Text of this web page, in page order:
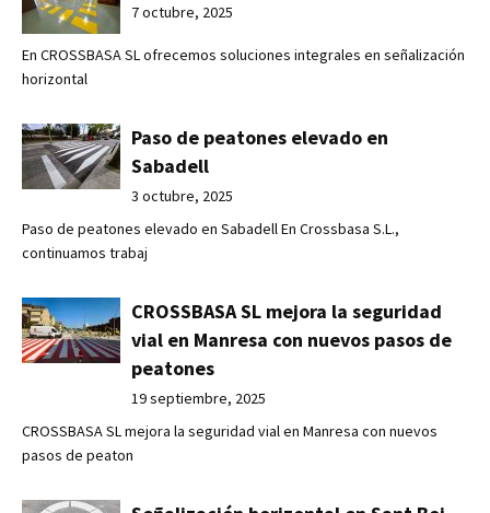
7 octubre, 2025
En CROSSBASA SL ofrecemos soluciones integrales en señalización
horizontal
Paso de peatones elevado en
Sabadell
3 octubre, 2025
Paso de peatones elevado en Sabadell En Crossbasa S.L.,
continuamos trabaj
CROSSBASA SL mejora la seguridad
vial en Manresa con nuevos pasos de
peatones
19 septiembre, 2025
CROSSBASA SL mejora la seguridad vial en Manresa con nuevos
pasos de peaton